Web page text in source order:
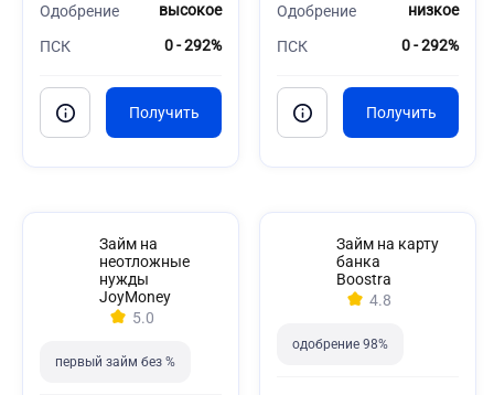
Одобрение высокое
ПСК 0 - 292%
Одобрение низкое
ПСК 0 - 292%
Займ на
неотложные
нужды
JoyMoney
5.0
первый займ без %
Займ на карту
банка
Boostra
4.8
одобрение 98%